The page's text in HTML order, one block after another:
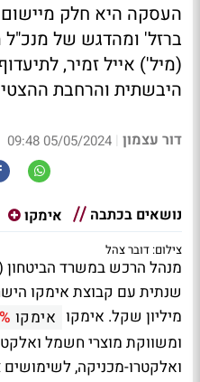
העסקה היא חלק
ברזל' ומהדגש של מנכ"ל
(מיל') אייל זמיר,
היבשתית והרחבת
דור עצמון |
05/05/2024 09:48
נושאים בכתבה אימקו
צילום: דובר צהל
מנהל הרכש במשרד
מיליון שקל. אימקו אימקו
ומשווקת מוצרי חשמל
ואלקטרו-מכניקה, לשימושים